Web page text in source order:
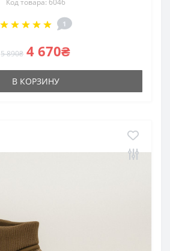
Код товара: 6046
1
5 890₴ 4 670₴
В КОРЗИНУ